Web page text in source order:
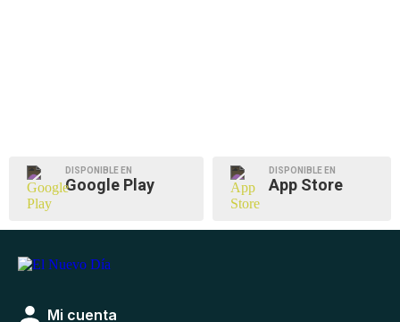
DISPONIBLE EN
Google Play
DISPONIBLE EN
App Store
Mi cuenta